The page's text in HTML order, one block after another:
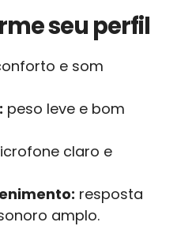
seu perfil
e som
peso leve e bom
claro e
resposta
amplo.